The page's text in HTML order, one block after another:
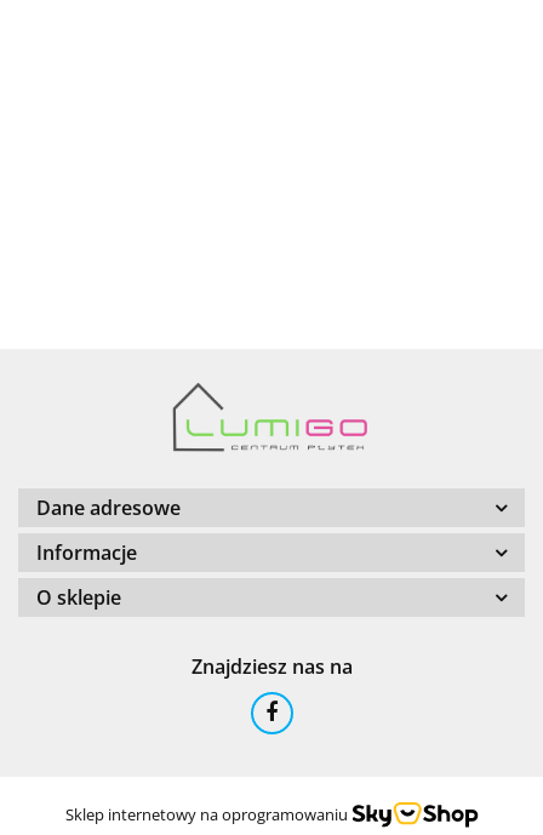
Barwolf
Ceramfix
Dane adresowe
Informacje
O sklepie
Znajdziesz nas na
Sklep internetowy na oprogramowaniu